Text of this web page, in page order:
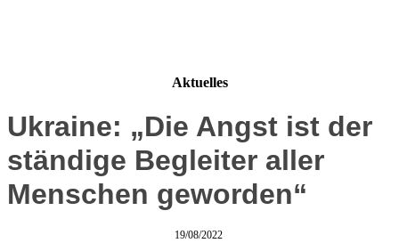
Aktuelles
Ukraine: „Die Angst ist der
ständige Begleiter aller
Menschen geworden“
19/08/2022